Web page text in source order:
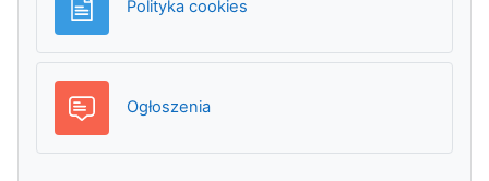
Polityka cookies
OgłoszeniaForum